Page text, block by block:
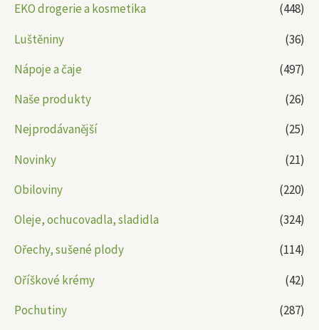
EKO drogerie a kosmetika
(448)
Luštěniny
(36)
Nápoje a čaje
(497)
Naše produkty
(26)
Nejprodávanější
(25)
Novinky
(21)
Obiloviny
(220)
Oleje, ochucovadla, sladidla
(324)
Ořechy, sušené plody
(114)
Oříškové krémy
(42)
Pochutiny
(287)